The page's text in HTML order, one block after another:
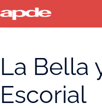
La Bella
Escorial